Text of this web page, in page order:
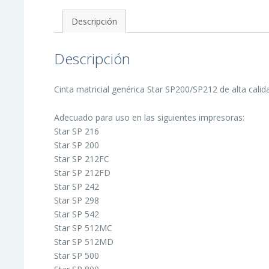
Descripción
Descripción
Cinta matricial genérica Star SP200/SP212 de alta
Adecuado para uso en las siguientes impresoras:
Star SP 216
Star SP 200
Star SP 212FC
Star SP 212FD
Star SP 242
Star SP 298
Star SP 542
Star SP 512MC
Star SP 512MD
Star SP 500